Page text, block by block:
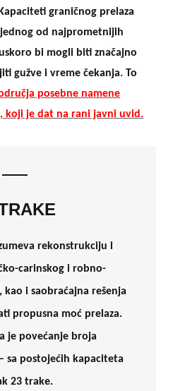
graničnog prelaza
od najprometnijih
bi mogli biti značajno
gužve i vreme čekanja. To
posebne namene
koji je dat na rani javni uvid.
rekonstrukciju i
carinskog i robno-
i saobraćajna rešenja
propusna moć prelaza.
je povećanje broja
sa postojećih kapaciteta
23 trake.